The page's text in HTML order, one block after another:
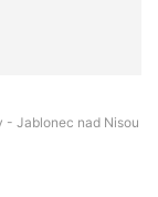
- Jablonec nad Nisou